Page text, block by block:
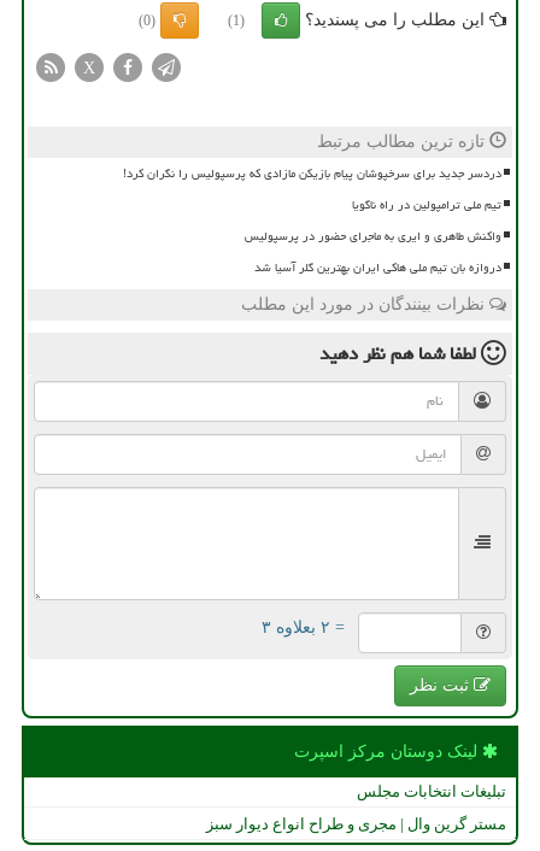
این مطلب را می پسندید؟ (1)
(0)
X
تازه ترین مطالب مرتبط
دردسر جدید برای سرخپوشان پیام بازیکن مازادی که پرسپولیس را نگران کرد!
تیم ملی ترامپولین در راه ناگویا
واکنش طاهری و ایری به ماجرای حضور در پرسپولیس
دروازه بان تیم ملی هاکی ایران بهترین گلر آسیا شد
نظرات بینندگان در مورد این مطلب
لطفا شما همنظر دهید
= ۲ بعلاوه ۳
ثبت نظر
لینک دوستان مركز اسپرت
تبلیغات انتخابات مجلس
مستر گرین وال | مجری و طراح انواع دیوار سبز